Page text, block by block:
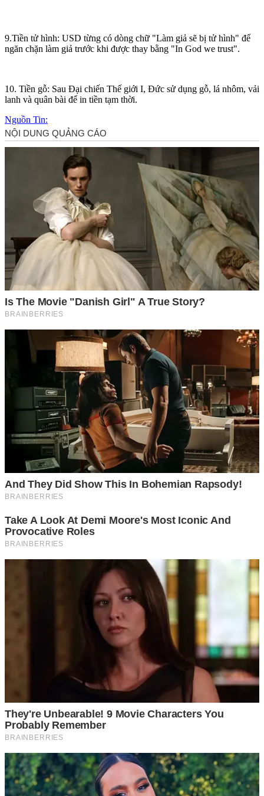
9.Tiền t‌ử hìn‌h: USD từng có dòng chữ "Làm giả sẽ bị t‌ử hìn‌h" để
ngăn chặn làm giả trước khi được thay bằng "In Go‌d we trust".
10. Tiền gỗ: Sau Đại chiến Thế giới I, Đức sử dụng gỗ, lá nhôm, vải
lanh và quân bài để in tiền tạm thời.
Nguồn Tin: